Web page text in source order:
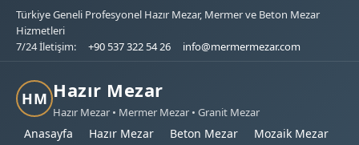
Türkiye Geneli Profesyonel Hazır Mezar, Mermer ve Beton Mezar
Hizmetleri
7/24 İletişim:
+90 537 322 54 26 info@mermermezar.com
HM Hazır Mezar
Hazır Mezar • Mermer Mezar • Granit Mezar
Anasayfa Hazır Mezar Beton Mezar
Mozaik Mezar